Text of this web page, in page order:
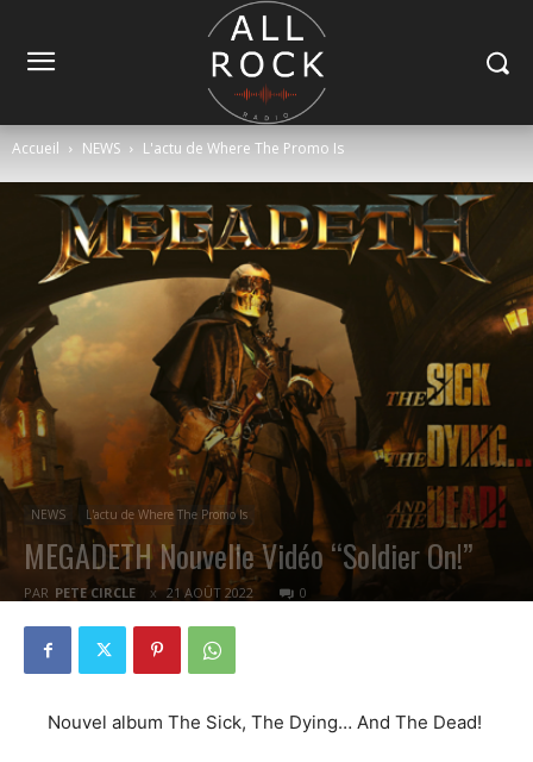
Accueil NEWS L'actu de Where The Promo Is
NEWS L'actu de Where The Promo Is
MEGADETH Nouvelle Vidéo “Soldier On!”
PAR PETE CIRCLE 21 AOÛT 2022 0
Nouvel album The Sick, The Dying… And The Dead!